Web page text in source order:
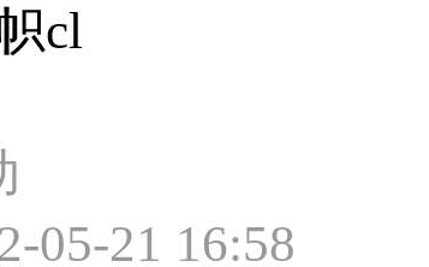
cl
05-21 16:58